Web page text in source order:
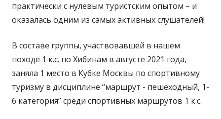
практически с нулевым туристским опытом – и
оказалась одним из самых активных слушателей!
В составе группы, участвовавшей в нашем
походе 1 к.с. по Хибинам в августе 2021 года,
заняла 1 место в Кубке Москвы по спортивному
туризму в дисциплине “маршрут - пешеходный, 1-
6 категория” среди спортивных маршрутов 1 к.с.